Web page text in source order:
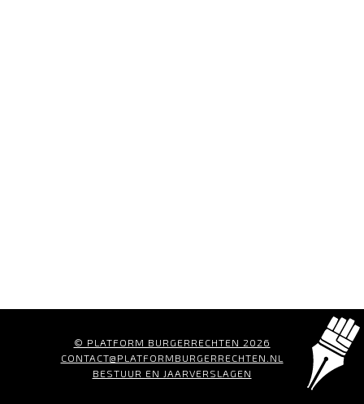
© PLATFORM BURGERRECHTEN 2026
CONTACT@PLATFORMBURGERRECHTEN.NL
BESTUUR EN JAARVERSLAGEN